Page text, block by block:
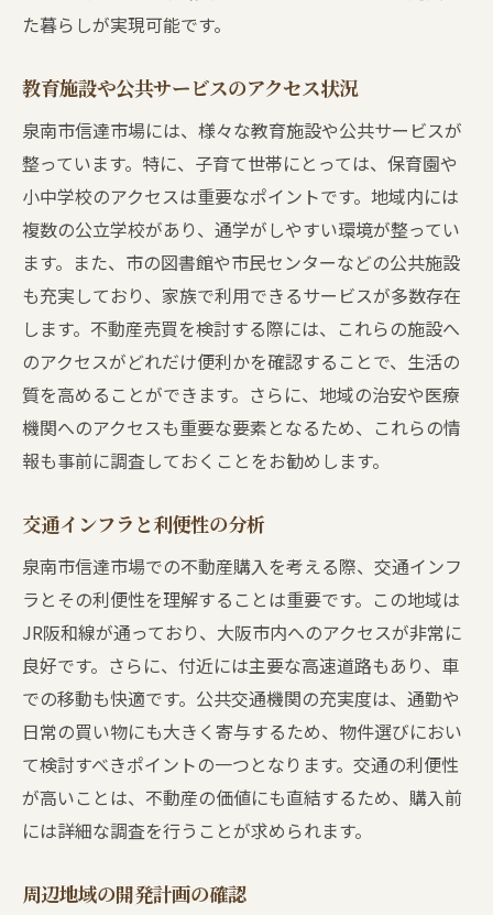
た暮らしが実現可能です。
教育施設や公共サービスのアクセス状況
泉南市信達市場には、様々な教育施設や公共サービスが
整っています。特に、子育て世帯にとっては、保育園や
小中学校のアクセスは重要なポイントです。地域内には
複数の公立学校があり、通学がしやすい環境が整ってい
ます。また、市の図書館や市民センターなどの公共施設
も充実しており、家族で利用できるサービスが多数存在
します。不動産売買を検討する際には、これらの施設へ
のアクセスがどれだけ便利かを確認することで、生活の
質を高めることができます。さらに、地域の治安や医療
機関へのアクセスも重要な要素となるため、これらの情
報も事前に調査しておくことをお勧めします。
交通インフラと利便性の分析
泉南市信達市場での不動産購入を考える際、交通インフ
ラとその利便性を理解することは重要です。この地域は
JR阪和線が通っており、大阪市内へのアクセスが非常に
良好です。さらに、付近には主要な高速道路もあり、車
での移動も快適です。公共交通機関の充実度は、通勤や
日常の買い物にも大きく寄与するため、物件選びにおい
て検討すべきポイントの一つとなります。交通の利便性
が高いことは、不動産の価値にも直結するため、購入前
には詳細な調査を行うことが求められます。
周辺地域の開発計画の確認